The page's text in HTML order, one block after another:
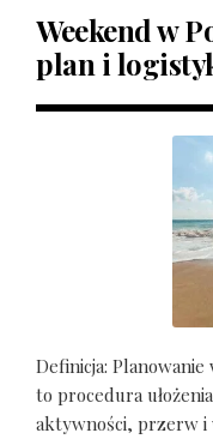
Weekend w
plan i
Definicja:
to procedura
aktywności, przerw i